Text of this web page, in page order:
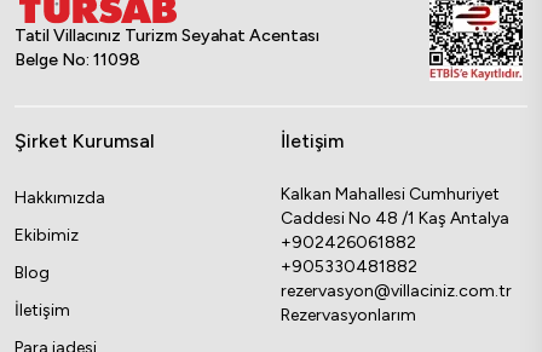
Tatil Villacınız Turizm Seyahat Acentası
Belge No: 11098
Şirket Kurumsal
Hakkımızda
Ekibimiz
Blog
İletişim
İletişim
Kalkan Mahallesi Cumhuriyet
Caddesi No 48 /1 Kaş Antalya
+902426061882
+905330481882
rezervasyon@villaciniz.com.tr
Rezervasyonlarım